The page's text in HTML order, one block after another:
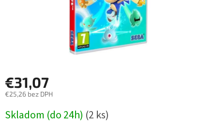
€31,07
€25,26 bez DPH
cena:
Skladom (do 24h) (2 ks)